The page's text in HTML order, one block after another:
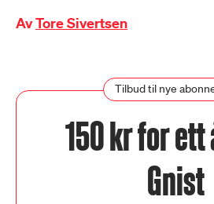
AvTore Sivertsen
Tilbud til nye
150 kr for ett
Gnist